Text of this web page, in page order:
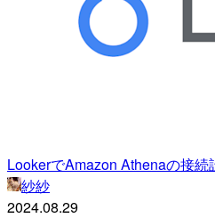
LookerでAmazon Athenaの接
紗紗
2024.08.29